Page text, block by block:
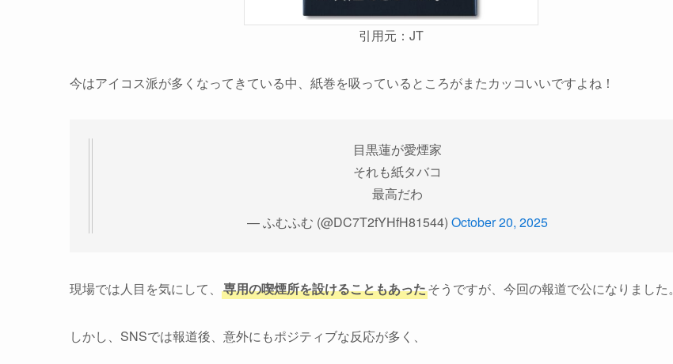
引用元：JT
今はアイコス派が多くなってきている中、紙巻を吸っているところがまたカッコいいですよね！
目黒蓮が愛煙家
それも紙タバコ
最高だわ
— ふむふむ (@DC7T2fYHfH81544) October 20, 2025
現場では人目を気にして、 専用の喫煙所を設けることもあったそうですが、今回の報道で公になりました。
しかし、SNSでは報道後、意外にもポジティブな反応が多く、